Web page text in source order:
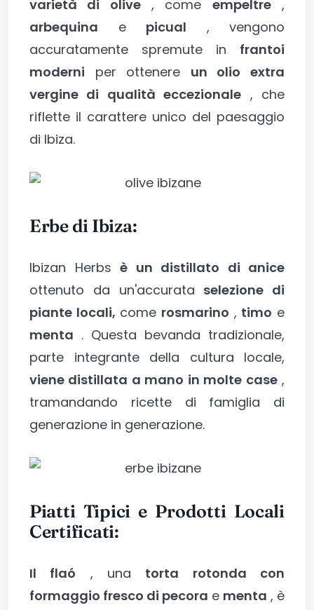
varietà di olive, come empeltre,
arbequina e picual , vengono
accuratamente spremute in frantoi
moderni per ottenere un olio extra
vergine di qualità eccezionale , che
riflette il carattere unico del paesaggio
di Ibiza.
Erbe di Ibiza:
Ibizan Herbs è un distillato di anice
ottenuto da un'accurata selezione di
piante locali, come rosmarino , timo e
menta . Questa bevanda tradizionale,
parte integrante della cultura locale,
viene distillata a mano in molte case,
tramandando ricette di famiglia di
generazione in generazione.
Piatti Tipici e Prodotti Locali
Certificati:
Il flaó , una torta rotonda con
formaggio fresco di pecora e menta , è